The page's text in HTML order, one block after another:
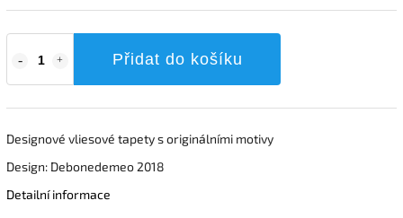
Přidat do košíku
Designové vliesové tapety s originálními motivy
Design: Debonedemeo 2018
Detailní informace